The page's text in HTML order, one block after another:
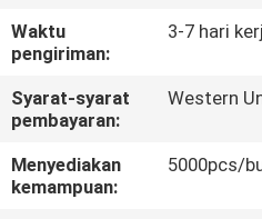
KASUS
PERMINTAAN
PENAWARAN
Waktu
pengiriman:
3-7 hari
Syarat-syarat
pembayaran:
Western
Menyediakan
kemampuan:
5000pcs/